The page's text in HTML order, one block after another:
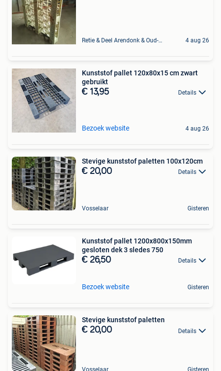
Retie & Deel Arendonk & Oud-Turnhout 4 aug 26
Kunststof pallet 120x80x15 cm zwart
gebruikt
€ 13,95 Details
Bezoek website 4 aug 26
Stevige kunststof paletten 100x120cm
€ 20,00 Details
Vosselaar Gisteren
Kunststof pallet 1200x800x150mm
gesloten dek 3 sledes 750
€ 26,50 Details
Bezoek website Gisteren
Stevige kunststof paletten
€ 20,00 Details
Vosselaar Gisteren